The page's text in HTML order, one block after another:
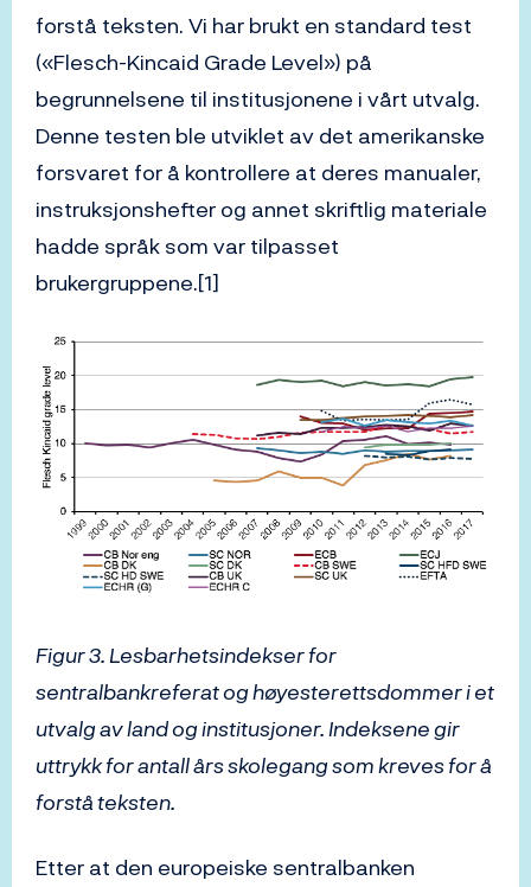
forstå teksten. Vi har brukt en standard test
(«Flesch-Kincaid Grade Level») på
begrunnelsene til institusjonene i vårt utvalg.
Denne testen ble utviklet av det amerikanske
forsvaret for å kontrollere at deres manualer,
instruksjonshefter og annet skriftlig materiale
hadde språk som var tilpasset
brukergruppene.[1]
Figur 3. Lesbarhetsindekser for
sentralbankreferat og høyesterettsdommer i et
utvalg av land og institusjoner. Indeksene gir
uttrykk for antall års skolegang som kreves for å
forstå teksten.
Etter at den europeiske sentralbanken